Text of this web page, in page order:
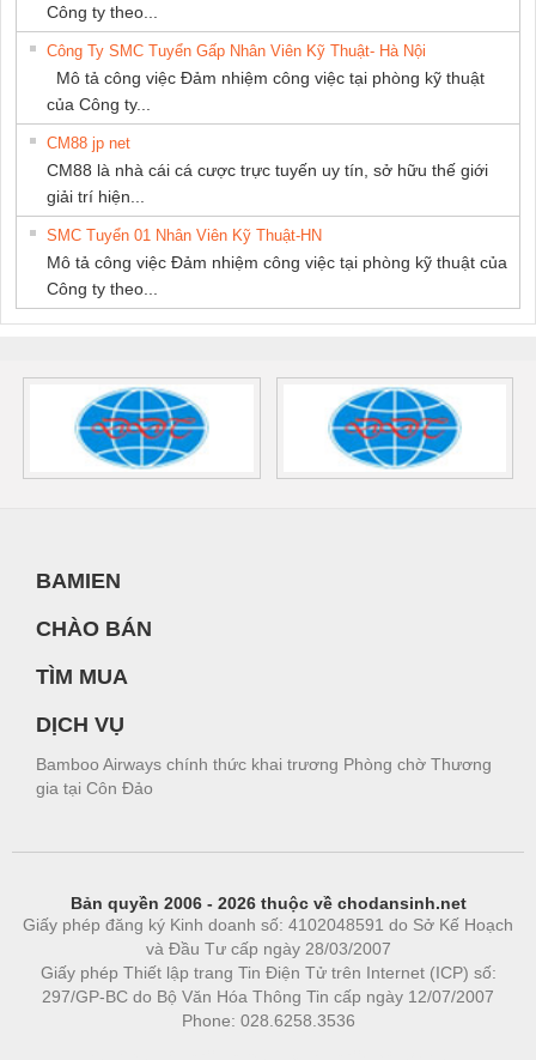
Công ty theo...
Công Ty SMC Tuyển Gấp Nhân Viên Kỹ Thuật- Hà Nội
Mô tả công việc Đảm nhiệm công việc tại phòng kỹ thuật
của Công ty...
CM88 jp net
CM88 là nhà cái cá cược trực tuyến uy tín, sở hữu thế giới
giải trí hiện...
SMC Tuyển 01 Nhân Viên Kỹ Thuật-HN
Mô tả công việc Đảm nhiệm công việc tại phòng kỹ thuật của
Công ty theo...
BAMIEN
CHÀO BÁN
TÌM MUA
DỊCH VỤ
Bamboo Airways chính thức khai trương Phòng chờ Thương
gia tại Côn Đảo
Bản quyền 2006 - 2026 thuộc về chodansinh.net
Giấy phép đăng ký Kinh doanh số: 4102048591 do Sở Kế Hoạch
và Đầu Tư cấp ngày 28/03/2007
Giấy phép Thiết lập trang Tin Điện Tử trên Internet (ICP) số:
297/GP-BC do Bộ Văn Hóa Thông Tin cấp ngày 12/07/2007
Phone: 028.6258.3536